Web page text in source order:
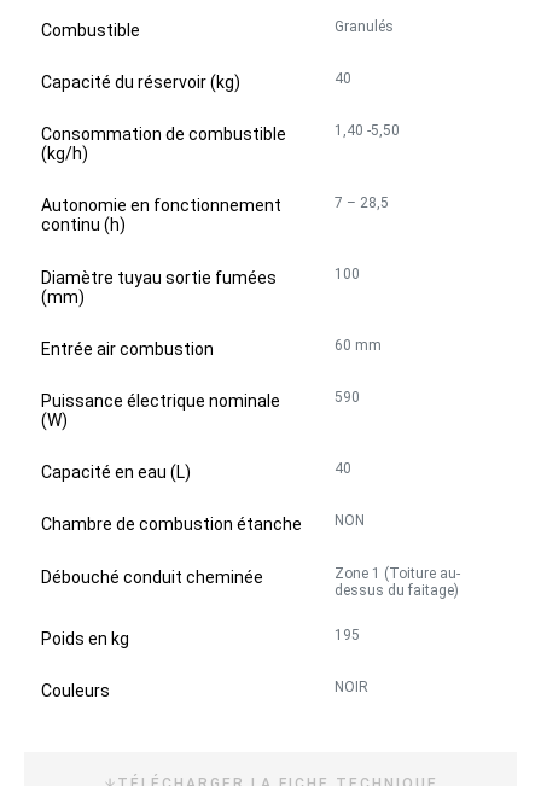
Combustible Granulés
Capacité du réservoir (kg) 40
Consommation de combustible
(kg/h)
1,40 -5,50
Autonomie en fonctionnement
continu (h)
7 – 28,5
Diamètre tuyau sortie fumées
(mm)
100
Entrée air combustion 60 mm
Puissance électrique nominale
(W)
590
Capacité en eau (L) 40
Chambre de combustion étanche NON
Débouché conduit cheminée
Zone 1 (Toiture au-
dessus du faitage)
Poids en kg 195
Couleurs NOIR